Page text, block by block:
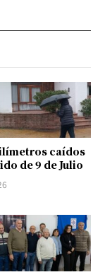
caídos
de 9 de Julio